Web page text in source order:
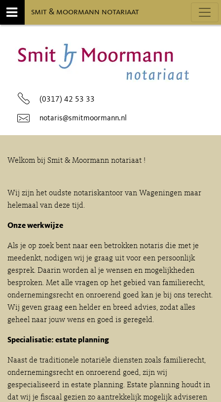
smit & moormann notariaat
(0317) 42 53 33
notaris@smitmoormann.nl
Welkom bij Smit & Moormann notariaat !
Wij zijn het oudste notariskantoor van Wageningen maar
helemaal van deze tijd.
Onze werkwijze
Als je op zoek bent naar een betrokken notaris die met je
meedenkt, nodigen wij je graag uit voor een persoonlijk
gesprek. Daarin worden al je wensen en mogelijkheden
besproken. Met alle vragen op het gebied van familierecht,
ondernemingsrecht en onroerend goed kan je bij ons terecht.
Wij geven graag een helder en breed advies, zodat alles
geheel naar jouw wens en goed is geregeld.
Specialisatie: estate planning
Naast de traditionele notariële diensten zoals familierecht,
ondernemingsrecht en onroerend goed, zijn wij
gespecialiseerd in estate planning. Estate planning houdt in
dat wij je fiscaal gezien zo aantrekkelijk mogelijk adviseren